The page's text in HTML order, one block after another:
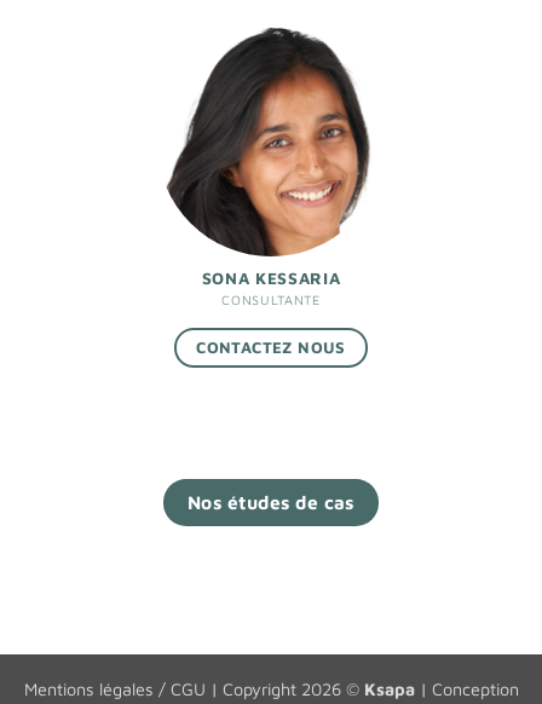
SONA KESSARIA
CONSULTANTE
CONTACTEZ NOUS
Nos études de cas
Mentions légales / CGU | Copyright 2026 © Ksapa| Conception